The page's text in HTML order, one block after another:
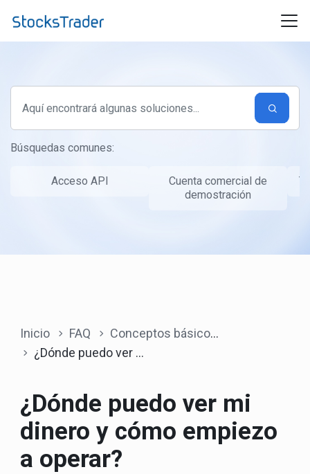
Búsquedas comunes:
Acceso API
Cuenta comercial de
demostración
Inicio FAQ
Conceptos básicos de trading
¿Dónde puedo ver mi dinero y cómo empiezo a operar?
¿Dónde puedo ver mi
dinero y cómo empiezo
a operar?